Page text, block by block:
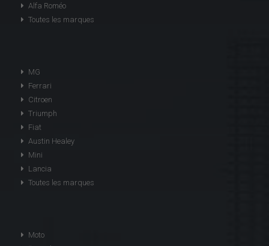
Alfa Roméo
Toutes les marques
MG
Ferrari
Citroen
Triumph
Fiat
Austin Healey
Mini
Lancia
Toutes les marques
Moto